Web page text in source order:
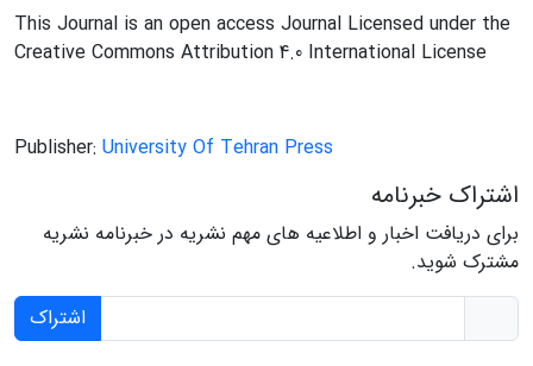
This Journal is an open access Journal Licensed under the
Creative Commons Attribution 4.0 International License
Publisher: University Of Tehran Press
اشتراک خبرنامه
برای دریافت اخبار و اطلاعیه های مهم نشریه در خبرنامه نشریه
مشترک شوید.
اشتراک